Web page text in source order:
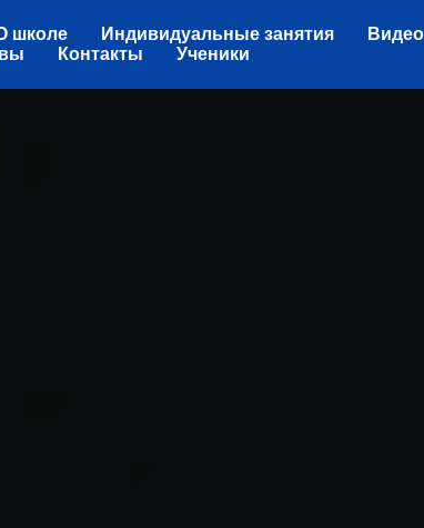
школе Индивидуальные занятия
Контакты Ученики